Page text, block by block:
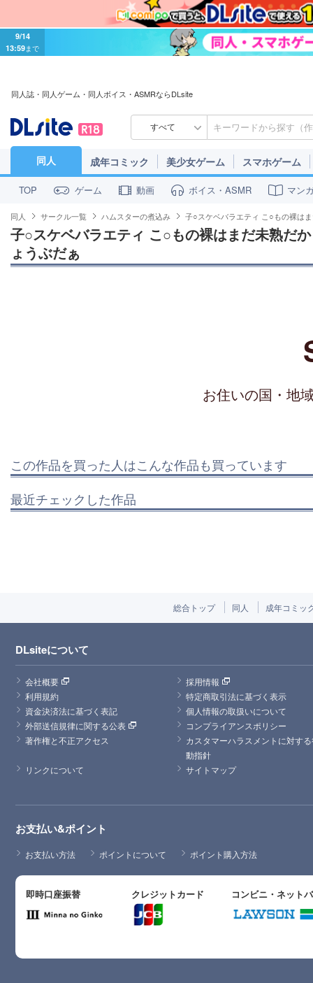
9/14
13:59まで
同人誌・同人ゲーム・同人ボイス・ASMRならDLsite
すべて
同人 成年コミック 美少女ゲーム スマホゲーム
TOP ゲーム 動画 ボイス・ASMR マン
同人 サークル一覧 ハムスターの煮込み 子○スケベバラエティ こ○もの裸は
子○スケベバラエティ こ○もの裸はまだ未熟だ
ょうぶだぁ
お住いの国・地
この作品を買った人はこんな作品も買っています
最近チェックした作品
総合トップ 同人 成年コミッ
DLsiteについて
会社概要
採用情報
利用規約
特定商取引法に基づく表示
資金決済法に基づく表記
個人情報の取扱いについて
外部送信規律に関する公表
コンプライアンスポリシー
著作権と不正アクセス
カスタマーハラスメントに対す
動指針
リンクについて
サイトマップ
お支払い&ポイント
お支払い方法 ポイントについて ポイント購入方法
即時口座振替 クレジットカード コンビニ・ネット